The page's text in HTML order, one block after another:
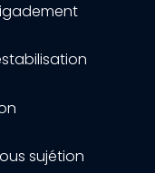
sujétion